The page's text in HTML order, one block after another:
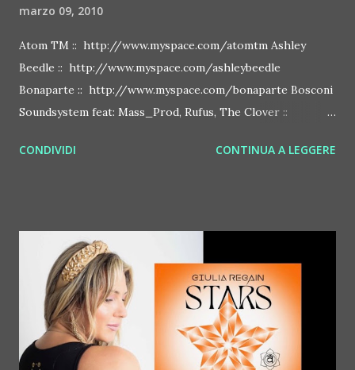
marzo 09, 2010
Atom TM :: http://www.myspace.com/atomtm Ashley
Beedle :: http://www.myspace.com/ashleybeedle
Bonaparte :: http://www.myspace.com/bonaparte Bosconi
Soundsystem feat: Mass_Prod, Rufus, The Clover ::
http://www.myspace.com/benderbyetone Chapelier Fou ::
Deian :: http://www.myspace.com/deiansong Dixon ::
http://www.myspace.com/justdixon Frivolous ::
http://www.myspace.com/frivolouslive Frost ::
http://www.myspace.com/frostnorway Gonzales ::
http://www.myspace.com/gonzpiration Italian Laptop
Orchestra feat. Alessio Bertallot Jimmy Edgar ::
CONDIVIDI CONTINUA A LEGGERE